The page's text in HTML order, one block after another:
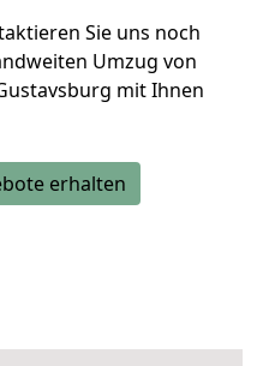
Sie uns noch
Umzug von
mit Ihnen
erhalten